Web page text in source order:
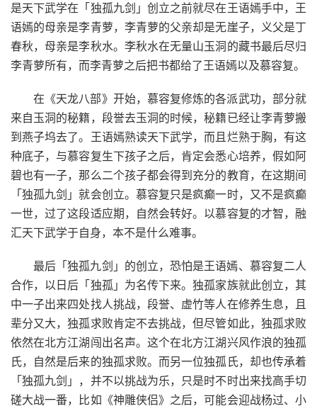
是天下武学在「独孤九剑」创立之前就尽在王语嫣手中，王
语嫣的母亲是李青萝，李青萝的父亲却是无崖子，义父是丁
春秋，母亲是李秋水。李秋水在无量山玉洞的藏书最后尽归
李青萝所有，而李青萝之后把书都给了王语嫣以及慕容复。
在《天龙八部》开始，慕容复修炼的各派武功，部分就
来自玉洞的秘籍，段誉去玉洞的时候，秘籍已经让李青萝搬
到燕子坞去了。王语嫣熟读天下武学，而且烂熟于胸，有这
种底子，与慕容复生下孩子之后，肯定会悉心培养，假如阿
碧也有一子，那么二个孩子都会得到充分的教育，在这期间
「独孤九剑」就会创立。慕容复只是疯癫一时，又不是疯癫
一世，过了这段适应期，自然会转好。以慕容复的才智，融
汇天下武学于自身，本不是什么难事。
最后「独孤九剑」的创立，恐怕是王语嫣、慕容复二人
合作，以日后「独孤」为名传下来。独孤家族就此创立，其
中一子出来四处找人挑战，段誉、虚竹等人在修养生息，且
辈分又大，独孤求败肯定不去挑战，但尽管如此，独孤求败
依然在北方江湖闯出名声。这个在北方江湖兴风作浪的独孤
氏，自然是后来的独孤求败。而另一位独孤氏，却也传承着
「独孤九剑」，并不以挑战为乐，只是时不时出来找高手切
磋大战一番，比如《神雕侠侣》之后，可能会迎战杨过、小